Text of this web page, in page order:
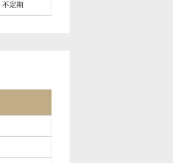
不定期